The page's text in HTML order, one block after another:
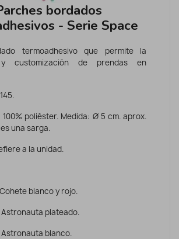
bordados
- Serie Space
termoadhesivo que permite la
y customización de prendas en
100% poliéster. Medida: Ø 5 cm. aprox.
una sarga.
a la unidad.
blanco y rojo.
plateado.
blanco.